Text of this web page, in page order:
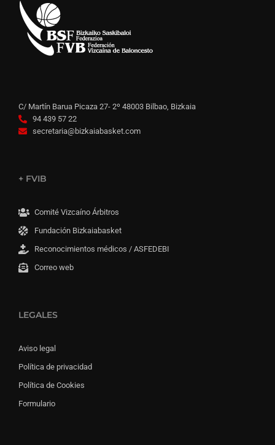
C/ Martín Barua Picaza 27- 2º 48003 Bilbao, Bizkaia
94 439 57 22
secretaria@bizkaiabasket.com
+ FVIB
Comité Vizcaíno Árbitros
Fundación Bizkaiabasket
Reconocimientos médicos / ASFEDEBI
Correo web
LEGALES
Aviso legal
Política de privacidad
Política de Cookies
Formulario